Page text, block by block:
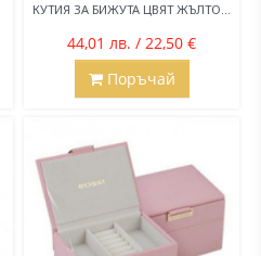
КУТИЯ ЗА БИЖУТА ЦВЯТ ЖЪЛТО...
44,01 лв. / 22,50 €
Поръчай